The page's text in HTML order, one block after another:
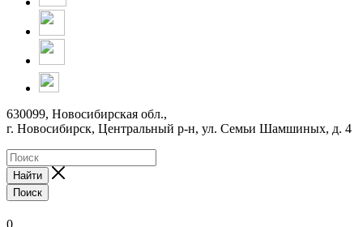
630099, Новосибирская обл.,
г. Новосибирск, Центральный р-н, ул. Семьи Шамшиных, д. 4
Найти
Поиск
0